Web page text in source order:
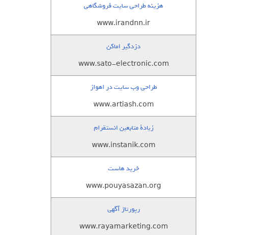
هزینه طراحی سایت فروشگاهی
www.irandnn.ir
دزدگیر اماکن
www.sato-electronic.com
طراحی وب سایت در اهواز
www.artiash.com
زيادة متابعين انستقرام
www.instanik.com
خرید هاست
www.pouyasazan.org
رپورتاژ آگهی
www.rayamarketing.com